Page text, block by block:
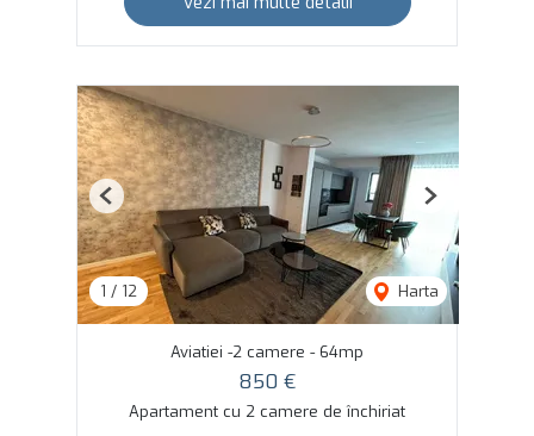
1 / 12 Harta
Previous Next
Aviatiei -2 camere - 64mp
850 €
Apartament cu 2 camere de închiriat